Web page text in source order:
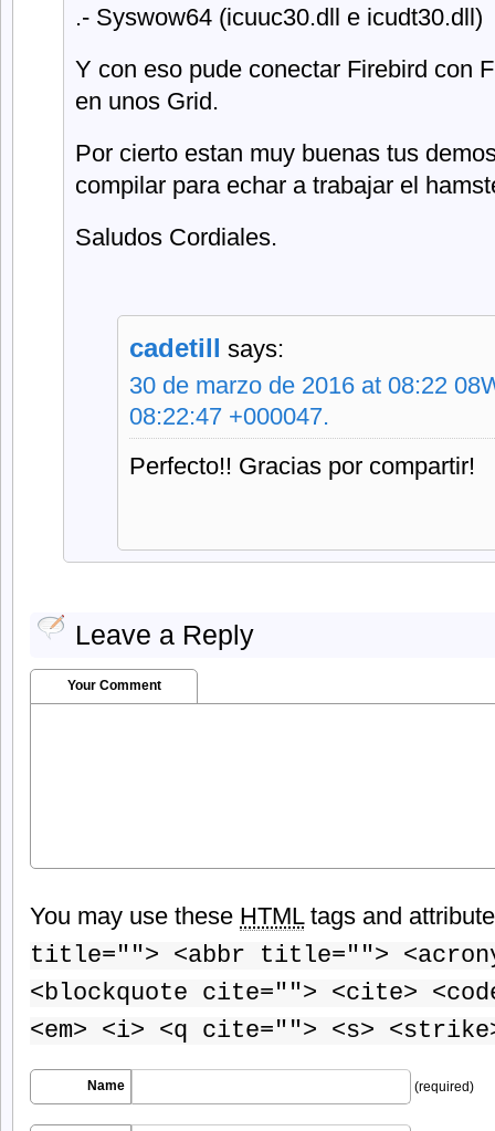
.- Syswow64 (icuuc30.dll e icudt30.dll)
Y con eso pude conectar Firebird con
en unos Grid.
Por cierto estan muy buenas tus
compilar para echar a trabajar el
Saludos Cordiales.
cadetill says:
30 de marzo de 2016 at 08:22
08:22:47 +000047.
Perfecto!! Gracias por compartir!
Leave a Reply
Your Comment
You may use these HTMLtags and
title=""> <abbr title="">
<blockquote cite=""> <cite>
<em> <i> <q cite=""> <s>
Name (required)